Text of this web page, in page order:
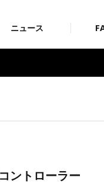
ニュース
ントローラー